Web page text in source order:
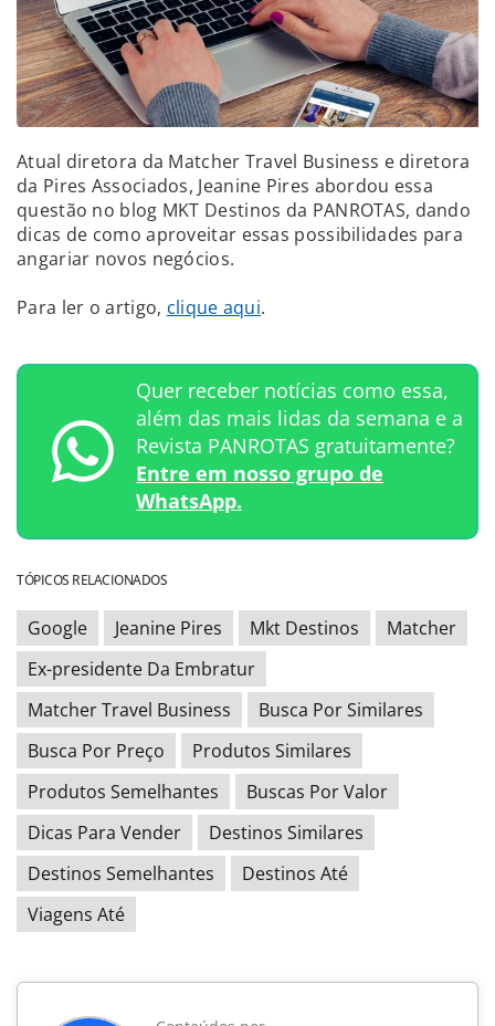
Atual diretora da Matcher Travel Business e diretora
da Pires Associados, Jeanine Pires abordou essa
questão no blog MKT Destinos da PANROTAS, dando
dicas de como aproveitar essas possibilidades para
angariar novos negócios.
Para ler o artigo, clique aqui.
Quer receber notícias como essa,
além das mais lidas da semana e a
Revista PANROTAS gratuitamente?
Entre em nosso grupo de
WhatsApp.
TÓPICOS RELACIONADOS
Google Jeanine Pires Mkt Destinos
Matcher
Ex-presidente Da Embratur
Matcher Travel Business
Busca Por Similares
Busca Por Preço
Produtos Similares
Produtos Semelhantes
Buscas Por Valor
Dicas Para Vender
Destinos Similares
Destinos Semelhantes
Destinos Até
Viagens Até